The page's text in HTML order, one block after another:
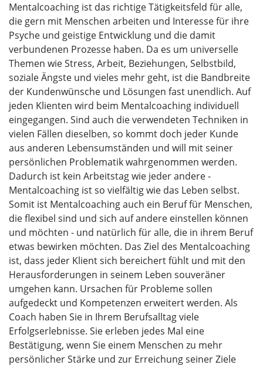
Mentalcoaching ist das richtige Tätigkeitsfeld für alle,
die gern mit Menschen arbeiten und Interesse für ihre
Psyche und geistige Entwicklung und die damit
verbundenen Prozesse haben. Da es um universelle
Themen wie Stress, Arbeit, Beziehungen, Selbstbild,
soziale Ängste und vieles mehr geht, ist die Bandbreite
der Kundenwünsche und Lösungen fast unendlich. Auf
jeden Klienten wird beim Mentalcoaching individuell
eingegangen. Sind auch die verwendeten Techniken in
vielen Fällen dieselben, so kommt doch jeder Kunde
aus anderen Lebensumständen und will mit seiner
persönlichen Problematik wahrgenommen werden.
Dadurch ist kein Arbeitstag wie jeder andere -
Mentalcoaching ist so vielfältig wie das Leben selbst.
Somit ist Mentalcoaching auch ein Beruf für Menschen,
die flexibel sind und sich auf andere einstellen können
und möchten - und natürlich für alle, die in ihrem Beruf
etwas bewirken möchten. Das Ziel des Mentalcoaching
ist, dass jeder Klient sich bereichert fühlt und mit den
Herausforderungen in seinem Leben souveräner
umgehen kann. Ursachen für Probleme sollen
aufgedeckt und Kompetenzen erweitert werden. Als
Coach haben Sie in Ihrem Berufsalltag viele
Erfolgserlebnisse. Sie erleben jedes Mal eine
Bestätigung, wenn Sie einem Menschen zu mehr
persönlicher Stärke und zur Erreichung seiner Ziele